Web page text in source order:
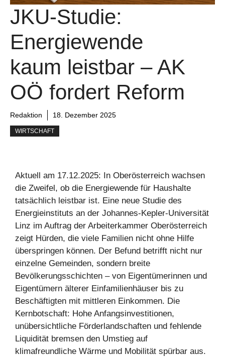
JKU-Studie:
Energiewende
kaum leistbar – AK
OÖ fordert Reform
Redaktion 18. Dezember 2025
WIRTSCHAFT
Aktuell am 17.12.2025: In Oberösterreich wachsen
die Zweifel, ob die Energiewende für Haushalte
tatsächlich leistbar ist. Eine neue Studie des
Energieinstituts an der Johannes-Kepler-Universität
Linz im Auftrag der Arbeiterkammer Oberösterreich
zeigt Hürden, die viele Familien nicht ohne Hilfe
überspringen können. Der Befund betrifft nicht nur
einzelne Gemeinden, sondern breite
Bevölkerungsschichten – von Eigentümerinnen und
Eigentümern älterer Einfamilienhäuser bis zu
Beschäftigten mit mittleren Einkommen. Die
Kernbotschaft: Hohe Anfangsinvestitionen,
unübersichtliche Förderlandschaften und fehlende
Liquidität bremsen den Umstieg auf
klimafreundliche Wärme und Mobilität spürbar aus.